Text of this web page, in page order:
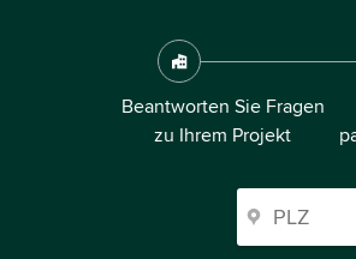
Beantworten Sie Fragen
zu Ihrem Projekt